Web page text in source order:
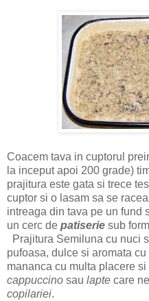
Coacem tava in cuptorul
la inceput apoi 200 grade)
prajitura este gata si trece
cuptor si o lasam sa se
intreaga din tava pe un fund
un cerc de patiserie sub
Prajitura Semiluna cu nuci
pufoasa, dulce si aromata
mananca cu multa placere
cappuccino sau lapte care
copilariei.